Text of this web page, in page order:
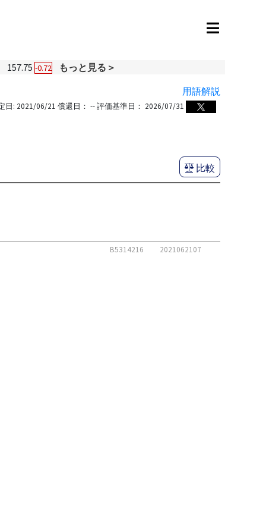
157.75 -0.72
もっと見る＞
用語解説
日: 2021/06/21 償還日： -- 評価基準日： 2026/07/31
比較
B5314216 2021062107